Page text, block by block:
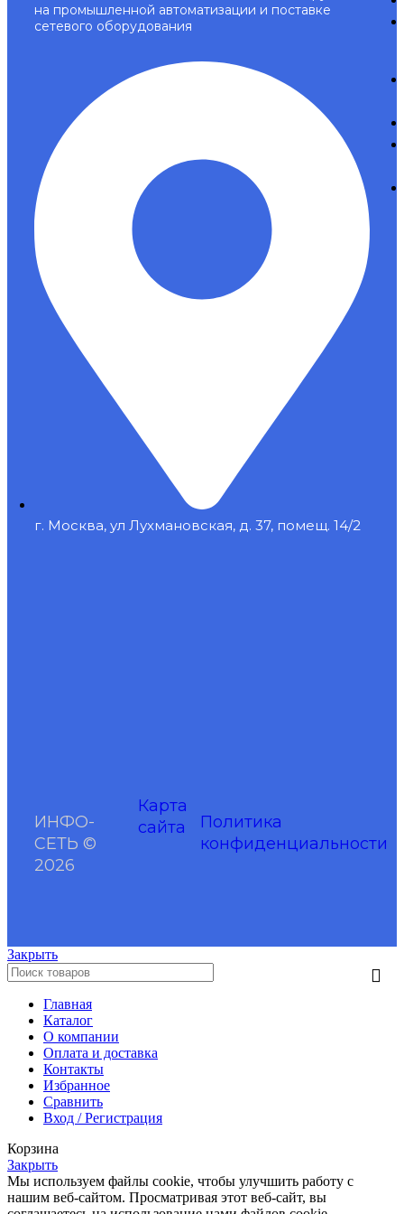
на промышленной автоматизации и поставке
сетевого оборудования
г. Москва, ул Лухмановская, д. 37, помещ. 14/2
ИНФО-
СЕТЬ ©
2026
Карта
сайта
Политика
конфиденциальности
Закрыть
Главная
Каталог
О компании
Оплата и доставка
Контакты
Избранное
Сравнить
Вход / Регистрация
Корзина
Закрыть
Мы используем файлы cookie, чтобы улучшить работу с
нашим веб-сайтом. Просматривая этот веб-сайт, вы